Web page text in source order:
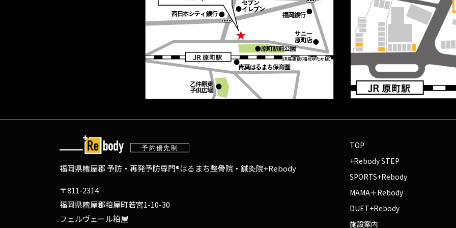
福岡県糟屋郡 予防・再発予防専門®はるまち整骨院・鍼灸院+Rebody
〒811-2314
福岡県糟屋郡粕屋町若宮1-10-30
フェルヴェール粕屋
TOP
+Rebody STEP
SPORTS+Rebody
MAMA＋Rebody
DUET+Rebody
施設案内